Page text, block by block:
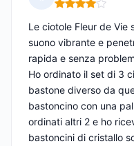
Nota: 4 su 5
Le ciotole Fleur de Vie
suono vibrante e
rapida e senza
Ho ordinato il set di 3
bastone diverso da
bastoncino con una
ordinati altri 2 e ho
bastoncini di cristallo